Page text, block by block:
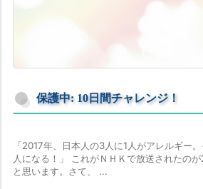
保護中: 10日間チャレンジ！
「2017年、日本人の3人に1人がアレルギー
人になる！」 これがＮＨＫで放送されたの
と思います。さて、 ...